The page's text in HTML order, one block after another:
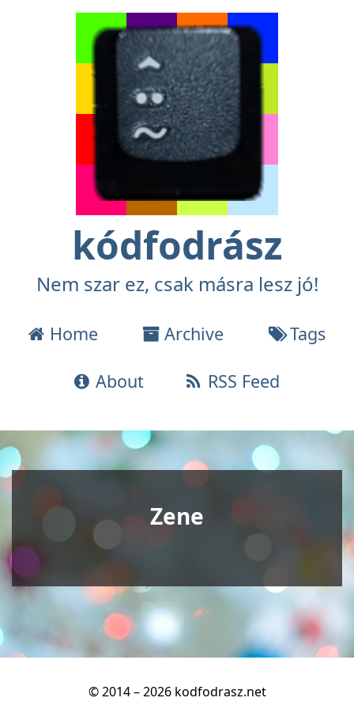
kódfodrász
Nem szar ez, csak másra lesz jó!
Home Archive Tags
About RSS Feed
Zene
© 2014 – 2026 kodfodrasz.net